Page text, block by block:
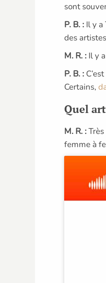
sont
P. B. : Il y
des
M. R. : Il y a
P. B. :
Certains,
Quel
M. R. :
femme à